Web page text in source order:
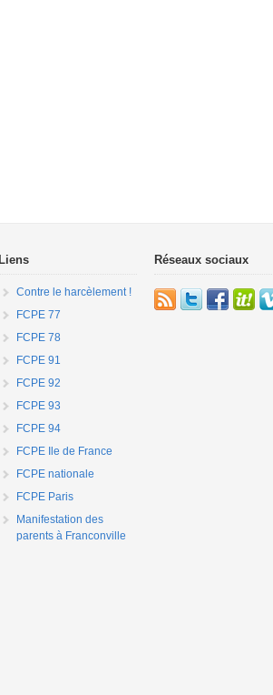
Liens
Contre le harcèlement !
FCPE 77
FCPE 78
FCPE 91
FCPE 92
FCPE 93
FCPE 94
FCPE Ile de France
FCPE nationale
FCPE Paris
Manifestation des
parents à Franconville
Réseaux sociaux